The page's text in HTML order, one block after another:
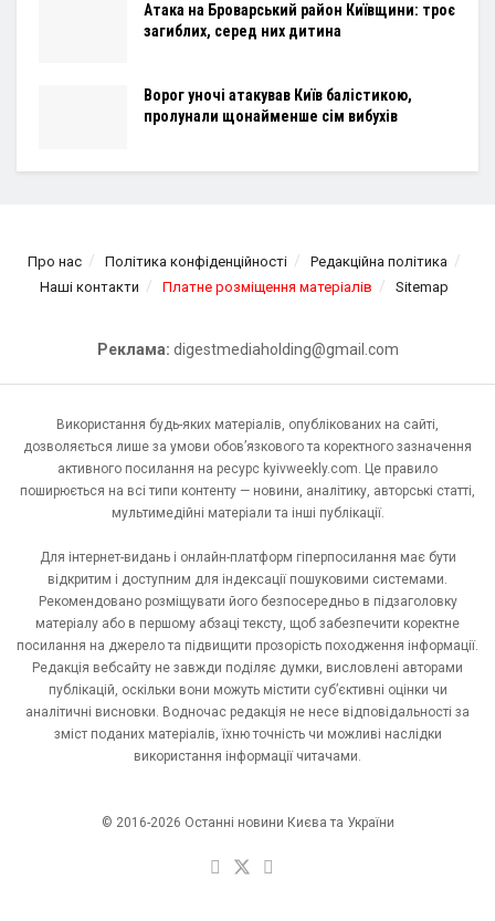
Атака на Броварський район Київщини: троє
загиблих, серед них дитина
Ворог уночі атакував Київ балістикою,
пролунали щонайменше сім вибухів
Про нас Політика конфіденційності
Редакційна політика
Наші контакти
Платне розміщення матеріалів Sitemap
Реклама: digestmediaholding@gmail.com
Використання будь-яких матеріалів, опублікованих на сайті,
дозволяється лише за умови обов’язкового та коректного зазначення
активного посилання на ресурс kyivweekly.com. Це правило
поширюється на всі типи контенту — новини, аналітику, авторські статті,
мультимедійні матеріали та інші публікації.
Для інтернет-видань і онлайн-платформ гіперпосилання має бути
відкритим і доступним для індексації пошуковими системами.
Рекомендовано розміщувати його безпосередньо в підзаголовку
матеріалу або в першому абзаці тексту, щоб забезпечити коректне
посилання на джерело та підвищити прозорість походження інформації.
Редакція вебсайту не завжди поділяє думки, висловлені авторами
публікацій, оскільки вони можуть містити суб’єктивні оцінки чи
аналітичні висновки. Водночас редакція не несе відповідальності за
зміст поданих матеріалів, їхню точність чи можливі наслідки
використання інформації читачами.
© 2016-2026 Останні новини Києва та України